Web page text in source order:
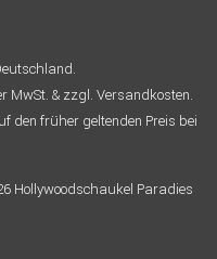
MwSt. & zzgl. Versandkosten.
den früher geltenden Preis bei
Hollywoodschaukel Paradies